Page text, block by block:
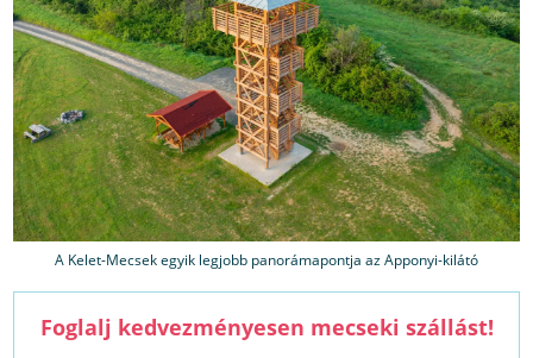
A Kelet-Mecsek egyik legjobb panorámapontja az Apponyi-kilátó
Foglalj kedvezményesen mecseki szállást!